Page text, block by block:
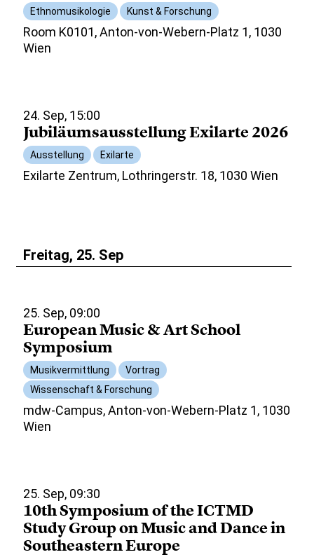
Ethnomusikologie Kunst & Forschung
Room K0101, Anton-von-Webern-Platz 1, 1030
Wien
24. Sep, 15:00
Jubiläumsausstellung Exilarte 2026
Ausstellung Exilarte
Exilarte Zentrum, Lothringerstr. 18, 1030 Wien
Freitag, 25. Sep
25. Sep, 09:00
European Music & Art School
Symposium
Musikvermittlung
Vortrag
Wissenschaft & Forschung
mdw-Campus, Anton-von-Webern-Platz 1, 1030
Wien
25. Sep, 09:30
10th Symposium of the ICTMD
Study Group on Music and Dance in
Southeastern Europe